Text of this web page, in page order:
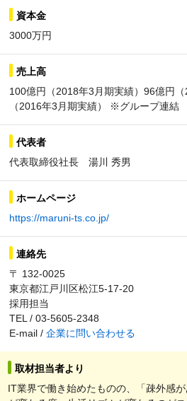
資本金
3000万円
売上高
100億円（2018年3月期実績）96億円
（2016年3月期実績） ※グループ連結
代表者
代表取締役社長 湯川 秀男
ホームページ
https://maruni-ts.co.jp/
連絡先
〒 132-0025
東京都江戸川区松江5-17-20
採用担当
TEL / 03-5605-2348
E-mail / 企業に問い合わせる
取材担当者より
IT業界で働き始めたものの、「疎外感